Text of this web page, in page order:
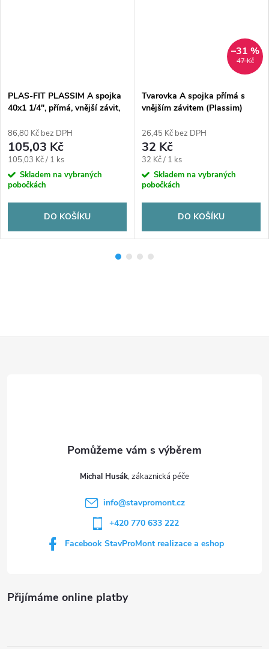
PLAS-FIT PLASSIM A spojka
40x1 1/4", přímá, vnější závit,
86,80 Kč bez DPH
105,03 Kč
Měrná
cena:
105,03 Kč / 1 ks
Skladem na vybraných
pobočkách
DO KOŠÍKU
47 Kč
–31 %
Tvarovka A spojka přímá s
vnějším závitem (Plassim)
26,45 Kč bez DPH
32 Kč
Měrná
cena:
32 Kč / 1 ks
Skladem na vybraných
pobočkách
DO KOŠÍKU
Přijímáme online platby
Michal Husák
info@stavpromont.cz
+420 770 633 222
Facebook StavProMont realizace a eshop